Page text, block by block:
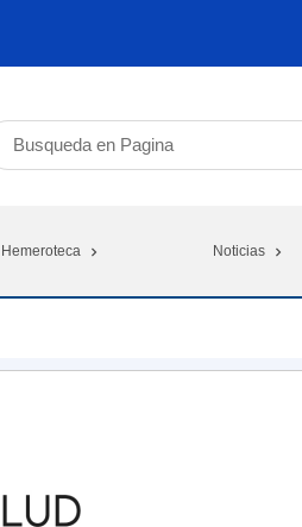
Hemeroteca Noticias